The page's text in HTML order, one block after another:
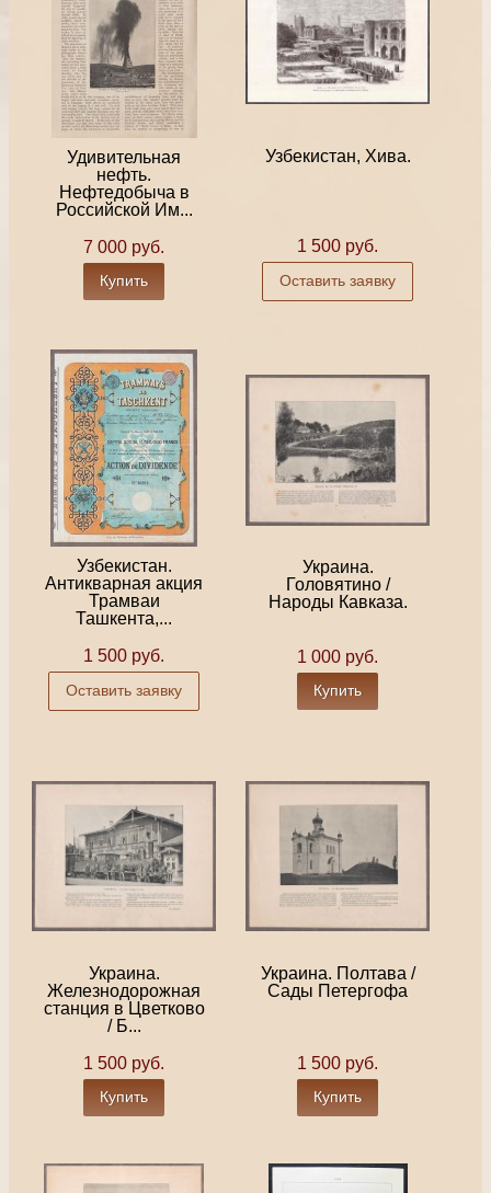
Удивительная
нефть.
Нефтедобыча в
Российской Им...
7 000 руб.
Купить
Узбекистан, Хива.
1 500 руб.
Оставить заявку
Узбекистан.
Антикварная акция
Трамваи
Ташкента,...
1 500 руб.
Оставить заявку
Украина.
Головятино /
Народы Кавказа.
1 000 руб.
Купить
Украина.
Железнодорожная
станция в Цветково
/ Б...
1 500 руб.
Купить
Украина. Полтава /
Сады Петергофа
1 500 руб.
Купить